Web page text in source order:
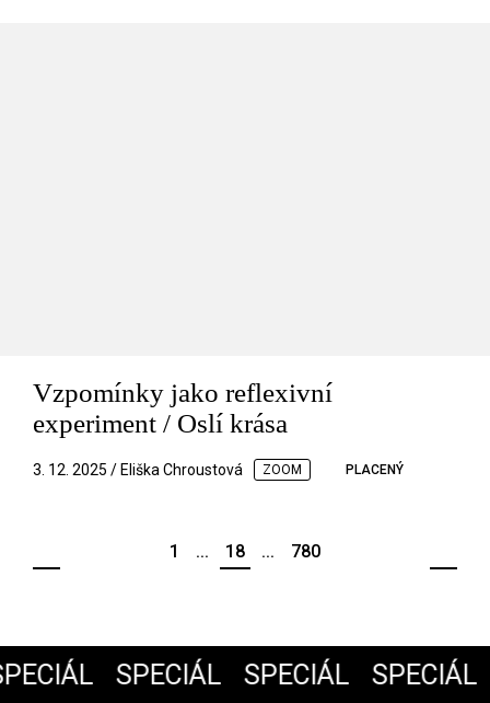
Vzpomínky jako reflexivní
experiment / Oslí krása
3. 12. 2025 / Eliška Chroustová ZOOM PLACENÝ
1 ... 18 ... 780
SPECIÁL SPECIÁL SPECIÁL